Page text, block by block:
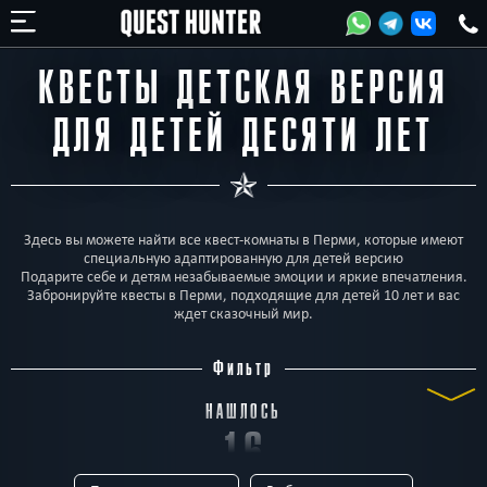
КВЕСТЫ ДЕТСКАЯ ВЕРСИЯ
ДЛЯ ДЕТЕЙ ДЕСЯТИ ЛЕТ
Здесь вы можете найти все квест-комнаты в Перми, которые имеют
специальную адаптированную для детей версию
Подарите себе и детям незабываемые эмоции и яркие впечатления.
Забронируйте квесты в Перми, подходящие для детей 10 лет и вас
ждет сказочный мир.
Фильтр
НАШЛОСЬ
16